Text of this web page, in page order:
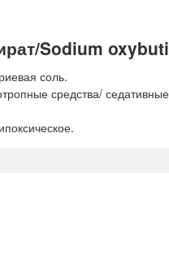
Sodium
соль.
средства/